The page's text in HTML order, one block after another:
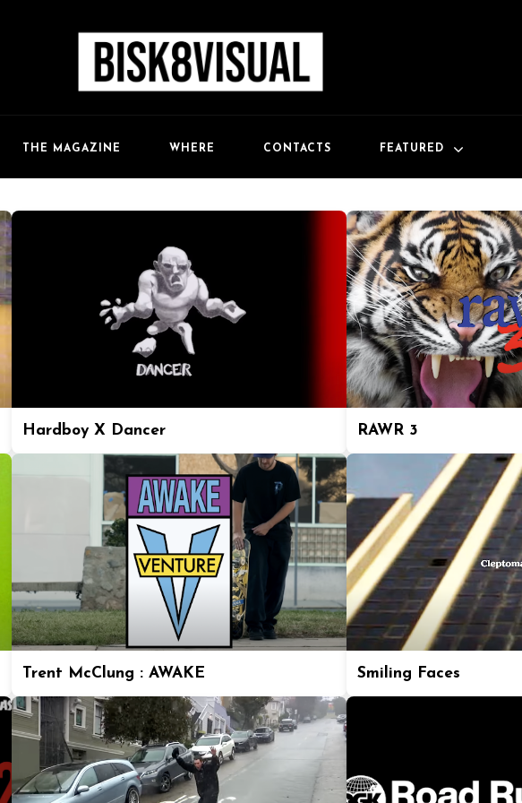
THE MAGAZINE WHERE CONTACTS FEATURED
Hardboy X Dancer RAWR 3
Trent McClung : AWAKE Smiling Faces